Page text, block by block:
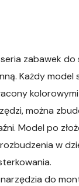
zabawek
Każdy model
można
Model po
w
do